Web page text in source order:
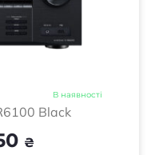
В наявності
Black
₴